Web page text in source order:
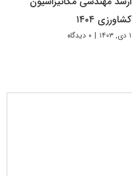
کشاورزی ۱۴۰۴
۱ دی, ۱۴۰۳ | ۰ دیدگاه